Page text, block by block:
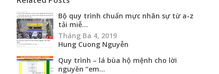
Bộ quy trình chuẩn mực nhân sự từ a-z
tải miễ...
Tháng Ba 4, 2019
Hung Cuong Nguyễn
Quy trình – lá bùa hộ mệnh cho lời
nguyền “em...